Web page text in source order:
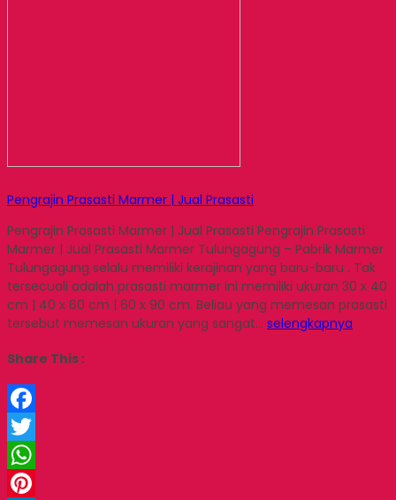
Pengrajin Prasasti Marmer | Jual Prasasti
Pengrajin Prasasti Marmer | Jual Prasasti Pengrajin Prasasti
Marmer | Jual Prasasti Marmer Tulungagung – Pabrik Marmer
Tulungagung selalu memiliki kerajinan yang baru-baru . Tak
tersecuali adalah prasasti marmer ini memiliki ukuran 30 x 40
cm | 40 x 60 cm | 60 x 90 cm. Beliau yang memesan prasasti
tersebut memesan ukuran yang sangat… selengkapnya
Share This :
Facebook
Twitter
WhatsApp